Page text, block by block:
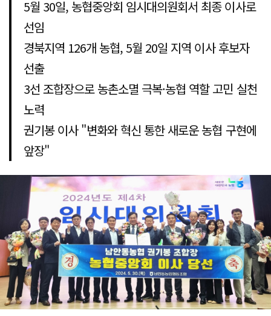
5월 30일, 농협중앙회 임시대의원회서 최종 이사로
선임
경북지역 126개 농협, 5월 20일 지역 이사 후보자
선출
3선 조합장으로 농촌소멸 극복·농협 역할 고민 실천
노력
권기봉 이사 "변화와 혁신 통한 새로운 농협 구현에
앞장"